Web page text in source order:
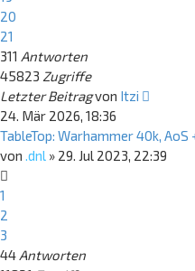
20
21
311 Antworten
45823 Zugriffe
Letzter Beitragvon Itzi
24. Mär 2026, 18:36
TableTop: Warhammer 40k,
von .dnl » 29. Jul 2023, 22:39
1
2
3
44 Antworten